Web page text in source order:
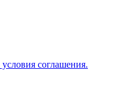
соглашения.